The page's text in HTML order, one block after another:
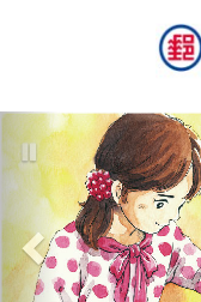
暫
停
Previous